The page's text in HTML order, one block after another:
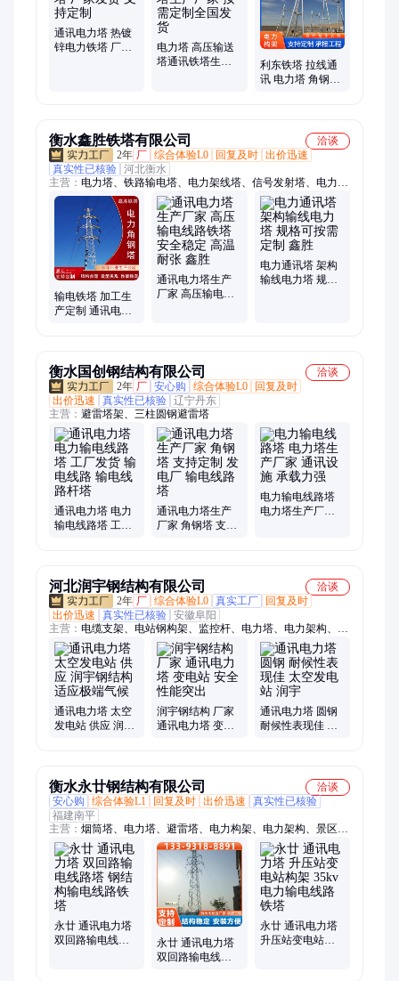
通讯电力塔 热镀
锌电力铁塔 厂家
电力塔 高压输送
塔通讯铁塔生产
利东铁塔 拉线通
讯 电力塔 角钢输
衡水鑫胜铁塔有限公司
洽谈
2年 厂 综合体验L0 回复及时 出价迅速
真实性已核验 河北衡水
主营： 电力塔、铁路输电塔、电力架线塔、信号发射塔、电力角
钢塔、钢结构通讯塔、电力线路铁塔、电力输电线塔、拉线电力
铁塔、高压线架线塔、角钢电力铁塔
输电铁塔 加工生
产定制 通讯电力
通讯电力塔生产
厂家 高压输电线
电力通讯塔 架构
输线电力塔 规格
衡水国创钢结构有限公司
洽谈
2年 厂 安心购 综合体验L0
回复及时
出价迅速
真实性已核验 辽宁丹东
主营： 避雷塔架、三柱圆钢避雷塔
通讯电力塔 电力
输电线路塔 工厂
通讯电力塔生产
厂家 角钢塔 支持
电力输电线路塔
电力塔生产厂家
河北润宇钢结构有限公司
洽谈
2年 厂 综合体验L0 真实工厂
回复及时
出价迅速
真实性已核验 安徽阜阳
主营： 电缆支架、电站钢构架、监控杆、电力塔、电力架构、避
雷塔、监控塔、单管塔、防雷塔、工艺装饰塔、广场灯杆塔、避
雷角钢塔、美化景观树塔、瞭望塔、通讯塔、装饰塔、消防训练
塔、广播电视塔、测风塔、雷达塔、一体化基站、ETC门型架
通讯电力塔 太空
发电站 供应 润宇
润宇钢结构 厂家
通讯电力塔 变电
通讯电力塔 圆钢
耐候性表现佳 太
衡水永廿钢结构有限公司
洽谈
安心购
综合体验L1 回复及时 出价迅速
真实性已核验
福建南平
主营： 烟筒塔、电力塔、避雷塔、电力构架、电力架构、景区防
雷塔、烟囱防护塔架、玻璃钢烟囱塔架、电网主变线架构、高空
排气筒支架
永廿 通讯电力塔
双回路输电线路
永廿 通讯电力塔
双回路输电线路
永廿 通讯电力塔
升压站变电站构